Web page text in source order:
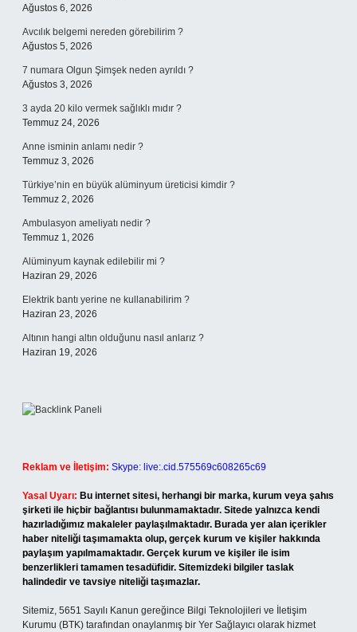
Ağustos 6, 2026
Avcılık belgemi nereden görebilirim ?
Ağustos 5, 2026
7 numara Olgun Şimşek neden ayrıldı ?
Ağustos 3, 2026
3 ayda 20 kilo vermek sağlıklı mıdır ?
Temmuz 24, 2026
Anne isminin anlamı nedir ?
Temmuz 3, 2026
Türkiye’nin en büyük alüminyum üreticisi kimdir ?
Temmuz 2, 2026
Ambulasyon ameliyatı nedir ?
Temmuz 1, 2026
Alüminyum kaynak edilebilir mi ?
Haziran 29, 2026
Elektrik bantı yerine ne kullanabilirim ?
Haziran 23, 2026
Altının hangi altın olduğunu nasıl anlarız ?
Haziran 19, 2026
Reklam ve İletişim: Skype: live:.cid.575569c608265c69
Yasal Uyarı: Bu internet sitesi, herhangi bir marka, kurum veya şahıs
şirketi ile hiçbir bağlantısı bulunmamaktadır. Sitede yalnızca kendi
hazırladığımız makaleler paylaşılmaktadır. Burada yer alan içerikler
haber niteliği taşımamakta olup, gerçek kurum ve kişiler hakkında
paylaşım yapılmamaktadır. Gerçek kurum ve kişiler ile isim
benzerlikleri tamamen tesadüfidir. Sitemizdeki bilgiler taslak
halindedir ve tavsiye niteliği taşımazlar.
Sitemiz, 5651 Sayılı Kanun gereğince Bilgi Teknolojileri ve İletişim
Kurumu (BTK) tarafından onaylanmış bir Yer Sağlayıcı olarak hizmet